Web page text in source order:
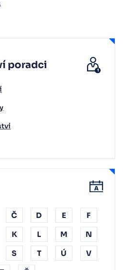
poradci
Č D E F
K L M N
S T Ú V